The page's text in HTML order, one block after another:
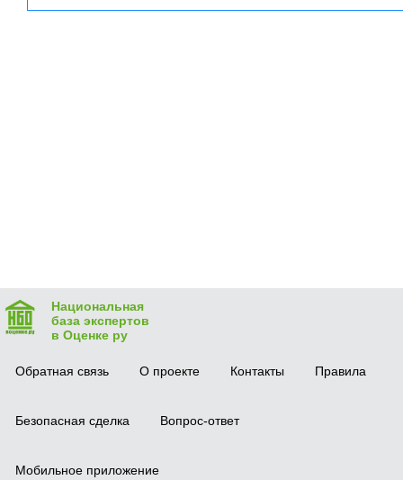
Национальная
база экспертов
в Оценке ру
Обратная связь О проекте Контакты Правила
Безопасная сделка Вопрос-ответ
Мобильное приложение